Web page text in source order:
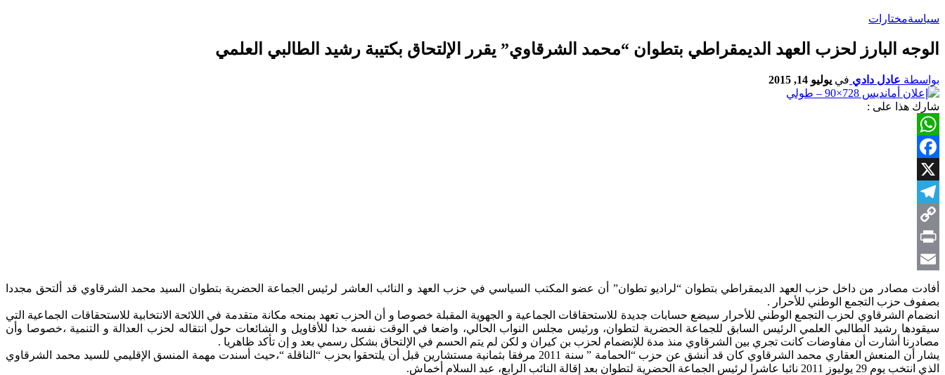
سياسةمختارات
الوجه البارز لحزب العهد الديمقراطي بتطوان “محمد الشرقاوي” يقرر الإلتحاق بكتيبة رشيد الطالبي العلمي
بواسطة عادل دادي في يوليو 14, 2015
شارك هذا على :
WhatsApp
Facebook
X
Telegram
Copy
Link
Print
Email
أفادت مصادر من داخل حزب العهد الديمقراطي بتطوان “لراديو تطوان” أن عضو المكتب السياسي في حزب العهد و النائب العاشر لرئيس الجماعة الحضرية بتطوان السيد محمد الشرقاوي قد ألتحق مجددا
بصفوف حزب التجمع الوطني للأحرار .
انضمام الشرقاوي لحزب التجمع الوطني للأحرار سيضع حسابات جديدة للاستحقاقات الجماعية و الجهوية المقبلة خصوصا و أن الحزب تعهد بمنحه مكانة متقدمة في اللائحة الانتخابية للاستحقاقات الجماعية التي
سيقودها رشيد الطالبي العلمي الرئيس السابق للجماعة الحضرية لتطوان، ورئيس مجلس النواب الحالي، واضعا في الوقت نفسه حدا للأقاويل و الشائعات حول انتقاله لحزب العدالة و التنمية ،خصوصا وأن
مصادرنا أشارت أن مفاوضات كانت تجري بين الشرقاوي منذ مدة للإنضمام لحزب بن كيران و لكن لم يتم الحسم في الإلتحاق بشكل رسمي بعد و إن تأكد ظاهريا .
يشار أن المنعش العقاري محمد الشرقاوي كان قد أنشق عن حزب “الحمامة ” سنة 2011 مرفقا بثمانية مستشارين قبل أن يلتحقوا بحزب “الناقلة “،حيث أسندت مهمة المنسق الإقليمي للسيد محمد الشرقاوي
الذي انتخب يوم 29 يوليوز 2011 نائبا عاشرا لرئيس الجماعة الحضرية لتطوان بعد إقالة النائب الرابع، عبد السلام أخماش.